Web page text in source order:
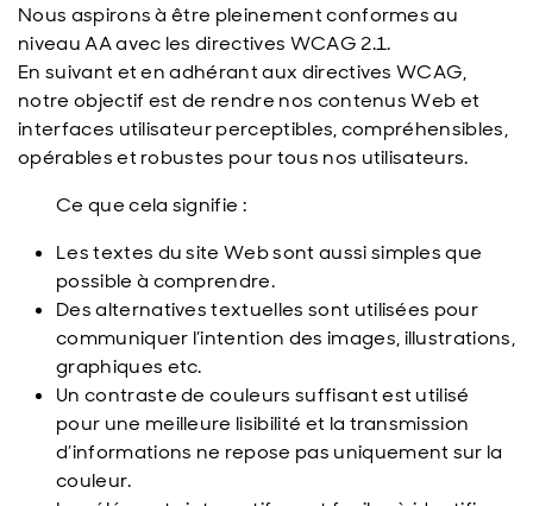
Nous aspirons à être pleinement conformes au
niveau AA avec les directives WCAG 2.1.
En suivant et en adhérant aux directives WCAG,
notre objectif est de rendre nos contenus Web et
interfaces utilisateur perceptibles, compréhensibles,
opérables et robustes pour tous nos utilisateurs.
Ce que cela signifie :
Les textes du site Web sont aussi simples que
possible à comprendre.
Des alternatives textuelles sont utilisées pour
communiquer l’intention des images, illustrations,
graphiques etc.
Un contraste de couleurs suffisant est utilisé
pour une meilleure lisibilité et la transmission
d’informations ne repose pas uniquement sur la
couleur.